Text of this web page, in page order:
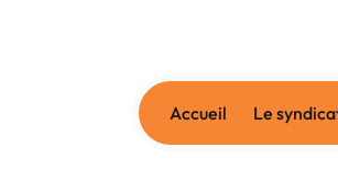
Accueil Le